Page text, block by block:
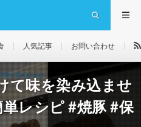
人気記事 お問い合わせ
て味を染み込ませ
レシピ #焼豚 #保